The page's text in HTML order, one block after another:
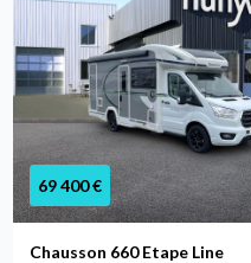
69 400 €
Chausson 660 Etape Line